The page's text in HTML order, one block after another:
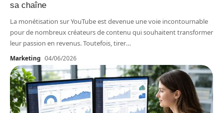
sa chaîne
La monétisation sur YouTube est devenue une voie incontournable
pour de nombreux créateurs de contenu qui souhaitent transformer
leur passion en revenus. Toutefois, tirer…
Marketing 04/06/2026